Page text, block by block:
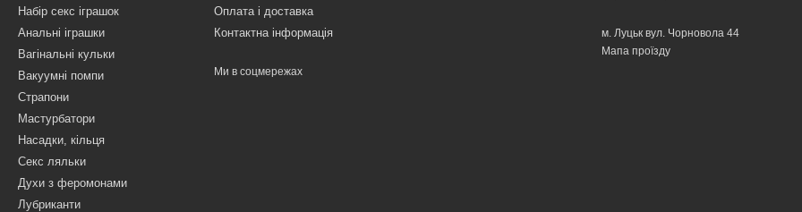
Набір секс іграшок
Анальні іграшки
Вагінальні кульки
Вакуумні помпи
Страпони
Мастурбатори
Насадки, кільця
Секс ляльки
Духи з феромонами
Лубриканти
Оплата і доставка
Контактна інформація
Ми в соцмережах
м. Луцьк вул. Чорновола 44
Мапа проїзду